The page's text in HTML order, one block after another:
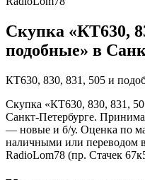
Скупка «КТ630,
подобные» в
КТ630, 830, 831, 505 и
Скупка «КТ630, 830, 831,
Санкт-Петербурге.
— новые и б/у. Оценка по
наличными или переводом
RadioLom78 (пр. Стачек